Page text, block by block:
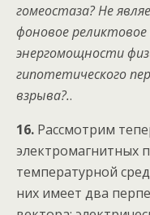
гомеостаза? Не
фоновое реликтовое
энергомощности
гипотетического
взрыва?..
16. Рассмотрим
электромагнитных
температурной
них имеет два